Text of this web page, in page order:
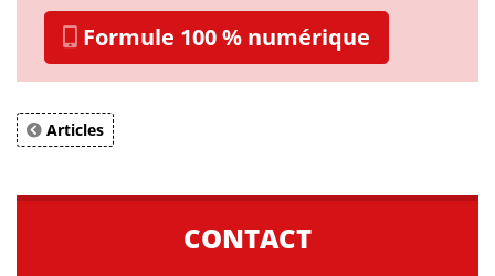
Formule 100 % numérique
Articles
CONTACT